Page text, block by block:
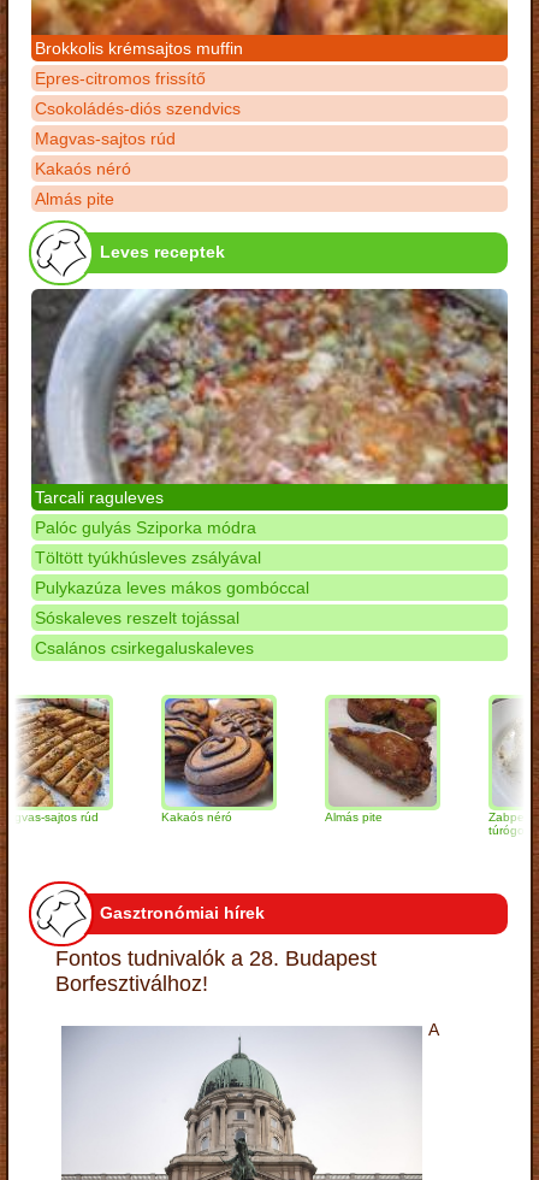
Brokkolis krémsajtos muffin
Epres-citromos frissítő
Csokoládés-diós szendvics
Magvas-sajtos rúd
Kakaós néró
Almás pite
Leves receptek
Tarcali raguleves
Palóc gulyás Sziporka módra
Töltött tyúkhúsleves zsályával
Pulykazúza leves mákos gombóccal
Sóskaleves reszelt tojással
Csalános csirkegaluskaleves
sajtos rúd Kakaós néró Almás pite
Zabpelyhes
túrógombóc
Gasztronómiai hírek
Fontos tudnivalók a 28. Budapest
Borfesztiválhoz!
A